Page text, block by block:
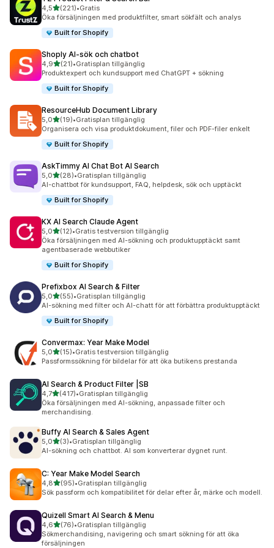
4,5av 5 stjärnor
(221)
221 recensioner totalt
•Gratis
Öka försäljningen med produktfilter, smart sökfält och analys
Built for Shopify
Shoply AI‑sök och chatbot
4,9av 5 stjärnor
(21)
21 recensioner totalt
•Gratisplan tillgänglig
Produktexpert och kundsupport med ChatGPT + sökning
Built for Shopify
ResourceHub Document Library
5,0av 5 stjärnor
(19)
19 recensioner totalt
•Gratisplan tillgänglig
Organisera och visa produktdokument, filer och PDF-filer enkelt
Built for Shopify
AskTimmy AI Chat Bot AI Search
5,0av 5 stjärnor
(28)
28 recensioner totalt
•Gratisplan tillgänglig
AI-chattbot för kundsupport, FAQ, helpdesk, sök och upptäckt
Built for Shopify
KX AI Search Claude Agent
5,0av 5 stjärnor
(12)
12 recensioner totalt
•Gratis testversion tillgänglig
Öka försäljningen med AI-sökning och produktupptäckt samt
agentbaserade webbutiker
Built for Shopify
Prefixbox AI Search & Filter
5,0av 5 stjärnor
(55)
55 recensioner totalt
•Gratisplan tillgänglig
AI-sökning med filter och AI-chatt för att förbättra produktupptäckt
Built for Shopify
Convermax: Year Make Model
5,0av 5 stjärnor
(15)
15 recensioner totalt
•Gratis testversion tillgänglig
Passformssökning för bildelar för att öka butikens prestanda
AI Search & Product Filter |SB
4,7av 5 stjärnor
(417)
417 recensioner totalt
•Gratisplan tillgänglig
Öka försäljningen med AI-sökning, anpassade filter och
merchandising.
Buffy AI Search & Sales Agent
5,0av 5 stjärnor
(3)
3 recensioner totalt
•Gratisplan tillgänglig
AI-sökning och chattbot. AI som konverterar dygnet runt.
C: Year Make Model Search
4,8av 5 stjärnor
(95)
95 recensioner totalt
•Gratisplan tillgänglig
Sök passform och kompatibilitet för delar efter år, märke och modell.
Quizell Smart AI Search & Menu
4,6av 5 stjärnor
(76)
76 recensioner totalt
•Gratisplan tillgänglig
Sökmerchandising, navigering och smart sökning för att öka
försäljningen